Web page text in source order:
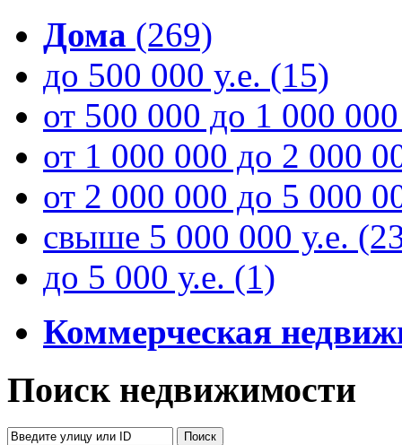
Дома (269)
до 500 000 у.е. (15)
от 500 000 до 1 000
от 1 000 000 до 2 000
от 2 000 000 до 5 000
свыше 5 000 000 у.е.
до 5 000 у.е. (1)
Коммерческая
Поиск недвижимости